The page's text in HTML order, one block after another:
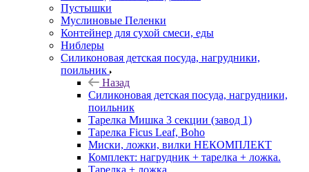
Пустышки
Муслиновые Пеленки
Контейнер для сухой смеси, еды
Ниблеры
Силиконовая детская посуда, нагрудники,
поильник
Назад
Силиконовая детская посуда, нагрудники,
поильник
Тарелка Мишка 3 секции (завод 1)
Тарелка Ficus Leaf, Boho
Миски, ложки, вилки НЕКОМПЛЕКТ
Комплект: нагрудник + тарелка + ложка.
Тарелка + ложка